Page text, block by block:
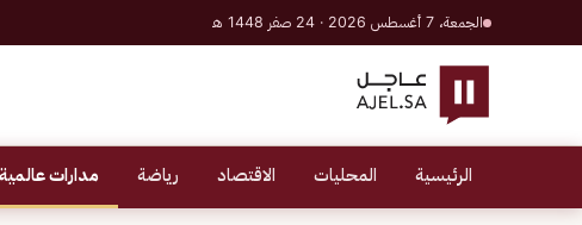
الجمعة، 7 أغسطس 2026 · 24 صفر 1448 هـ
الرئيسية المحليات الاقتصاد رياضة مدارات عالمية